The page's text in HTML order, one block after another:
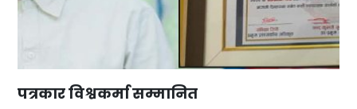
पत्रकार विश्वकर्मा सम्मानित